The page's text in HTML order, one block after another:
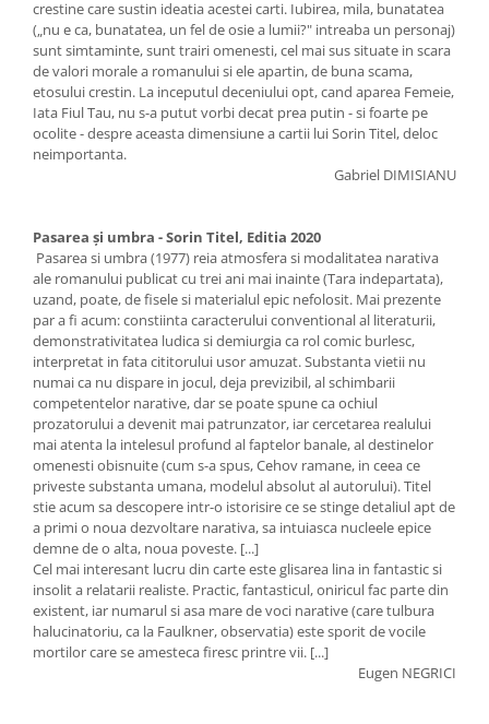
crestine care sustin ideatia acestei carti. Iubirea, mila, bunatatea
(„nu e ca, bunatatea, un fel de osie a lumii?" intreaba un personaj)
sunt simtaminte, sunt trairi omenesti, cel mai sus situate in scara
de valori morale a romanului si ele apartin, de buna scama,
etosului crestin. La inceputul deceniului opt, cand aparea Femeie,
Iata Fiul Tau, nu s-a putut vorbi decat prea putin - si foarte pe
ocolite - despre aceasta dimensiune a cartii lui Sorin Titel, deloc
neimportanta.
Gabriel DIMISIANU
Pasarea și umbra - Sorin Titel, Editia 2020
Pasarea si umbra (1977) reia atmosfera si modalitatea narativa
ale romanului publicat cu trei ani mai inainte (Tara indepartata),
uzand, poate, de fisele si materialul epic nefolosit. Mai prezente
par a fi acum: constiinta caracterului conventional al literaturii,
demonstrativitatea ludica si demiurgia ca rol comic burlesc,
interpretat in fata cititorului usor amuzat. Substanta vietii nu
numai ca nu dispare in jocul, deja previzibil, al schimbarii
competentelor narative, dar se poate spune ca ochiul
prozatorului a devenit mai patrunzator, iar cercetarea realului
mai atenta la intelesul profund al faptelor banale, al destinelor
omenesti obisnuite (cum s-a spus, Cehov ramane, in ceea ce
priveste substanta umana, modelul absolut al autorului). Titel
stie acum sa descopere intr-o istorisire ce se stinge detaliul apt de
a primi o noua dezvoltare narativa, sa intuiasca nucleele epice
demne de o alta, noua poveste. [...]
Cel mai interesant lucru din carte este glisarea lina in fantastic si
insolit a relatarii realiste. Practic, fantasticul, oniricul fac parte din
existent, iar numarul si asa mare de voci narative (care tulbura
halucinatoriu, ca la Faulkner, observatia) este sporit de vocile
mortilor care se amesteca firesc printre vii. [...]
Eugen NEGRICI